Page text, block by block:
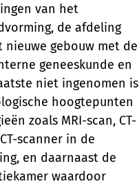
van het
de afdeling
gebouw met de
geneeskunde en
niet ingenomen is
hoogtepunten
zoals MRI-scan, CT-
scanner in de
en daarnaast de
waardoor